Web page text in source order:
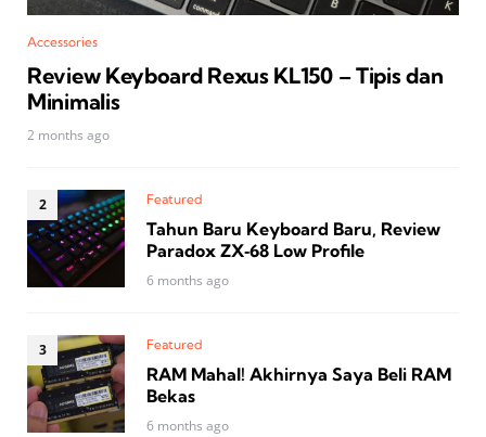
Accessories
Review Keyboard Rexus KL150 – Tipis dan
Minimalis
2 months ago
Featured
Tahun Baru Keyboard Baru, Review
Paradox ZX‑68 Low Profile
6 months ago
Featured
RAM Mahal! Akhirnya Saya Beli RAM
Bekas
6 months ago